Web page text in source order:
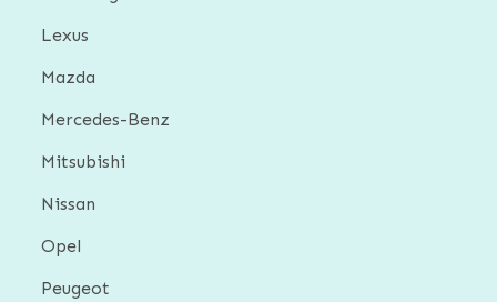
Lexus
Mazda
Mercedes-Benz
Mitsubishi
Nissan
Opel
Peugeot